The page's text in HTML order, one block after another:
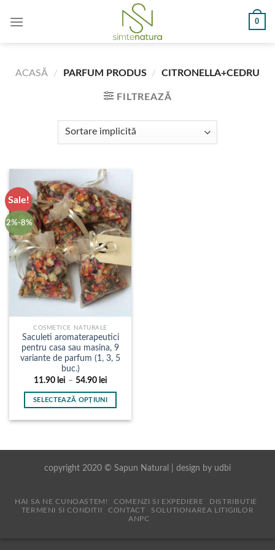
0
ACASĂ / PARFUM PRODUS / CITRONELLA+CEDRU
FILTREAZĂ
Sale!
2%-8%
COSMETICE NATURALE
Saculeti aromaterapeutici
pentru casa sau masina, 9
variante de parfum (1, 3, 5
buc.)
11.90 lei – 54.90 leiInterval
prețuri:
11.90 lei
la
SELECTEAZĂ OPȚIUNI
mai
multe
pot
copyright 2020 © Sapun Natural | design by udbi
HAI SA NE CUNOASTEM! COMENZI SI EXPEDIERE
DISTRIBUTIE
TERMENI SI CONDITII
CONTACT
SOLUTIONAREA LITIGIILOR
ANPC